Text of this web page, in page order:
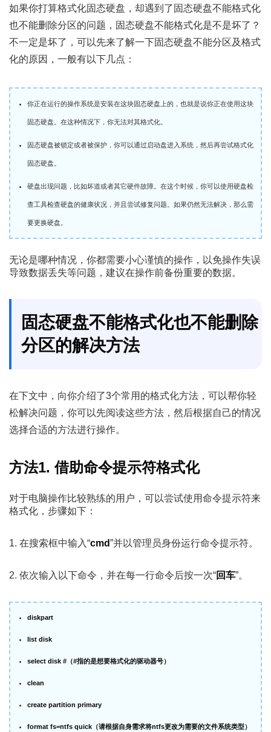
如果你打算格式化固态硬盘，却遇到了固态硬盘不能格式化
也不能删除分区的问题，固态硬盘不能格式化是不是坏了？
不一定是坏了，可以先来了解一下固态硬盘不能分区及格式
化的原因，一般有以下几点：
你正在运行的操作系统是安装在这块固态硬盘上的，也就是说你正在使用这块
固态硬盘。在这种情况下，你无法对其格式化。
固态硬盘被锁定或者被保护，你可以通过启动盘进入系统，然后再尝试格式化
固态硬盘。
硬盘出现问题，比如坏道或者其它硬件故障。在这个时候，你可以使用硬盘检
查工具检查硬盘的健康状况，并且尝试修复问题。如果仍然无法解决，那么需
要更换硬盘。
无论是哪种情况，你都需要小心谨慎的操作，以免操作失误
导致数据丢失等问题，建议在操作前备份重要的数据。
固态硬盘不能格式化也不能删除
分区的解决方法
在下文中，向你介绍了3个常用的格式化方法，可以帮你轻
松解决问题，你可以先阅读这些方法，然后根据自己的情况
选择合适的方法进行操作。
方法1. 借助命令提示符格式化
对于电脑操作比较熟练的用户，可以尝试使用命令提示符来
格式化，步骤如下：
1. 在搜索框中输入“cmd”并以管理员身份运行命令提示符。
2. 依次输入以下命令，并在每一行命令后按一次“回车”。
diskpart
list disk
select disk #（#指的是想要格式化的驱动器号）
clean
create partition primary
format fs=ntfs quick（请根据自身需求将ntfs更改为需要的文件系统类型）